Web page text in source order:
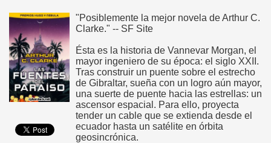
"Posiblemente la mejor novela de Arthur C.
Clarke." -- SF Site
Ésta es la historia de Vannevar Morgan, el
mayor ingeniero de su época: el siglo XXII.
Tras construir un puente sobre el estrecho
de Gibraltar, sueña con un logro aún mayor,
una suerte de puente hacia las estrellas: un
ascensor espacial. Para ello, proyecta
tender un cable que se extienda desde el
ecuador hasta un satélite en órbita
geosincrónica.